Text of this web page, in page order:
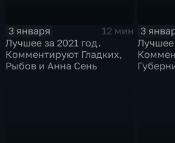
3 января
12 мин
Лучшее за 2021 год.
Комментируют Гладких,
Рыбов и Анна Сень
3
Лучшее